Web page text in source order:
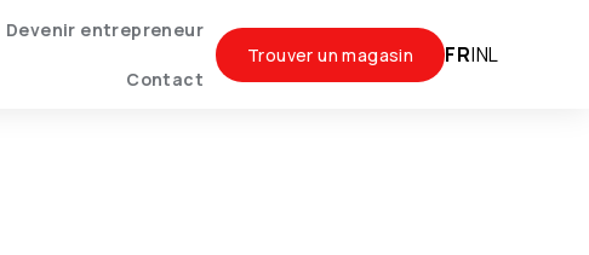
Devenir entrepreneur
Contact
Trouver un magasin FR|NL